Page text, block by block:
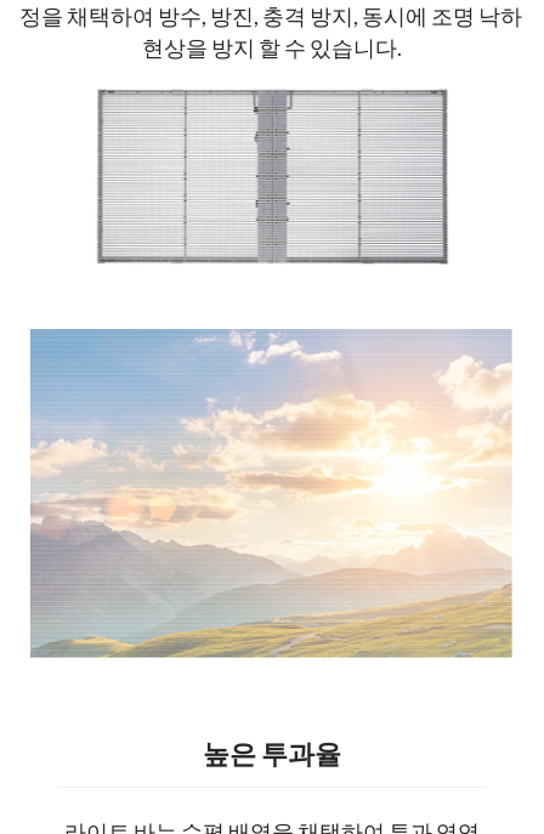
정을 채택하여 방수, 방진, 충격 방지, 동시에 조명 낙하
현상을 방지 할 수 있습니다.
높은 투과율